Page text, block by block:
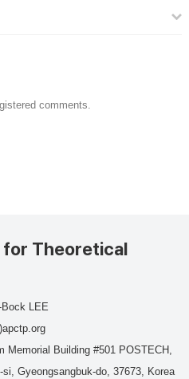
comments.
for Theoretical
Bock LEE
Memorial Building #501 POSTECH,
Gyeongsangbuk-do, 37673, Korea